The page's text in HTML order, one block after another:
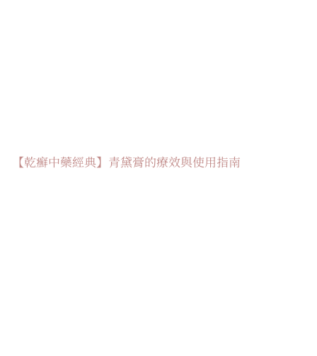
【乾癬中藥經典】青黛膏的療效與使用指南